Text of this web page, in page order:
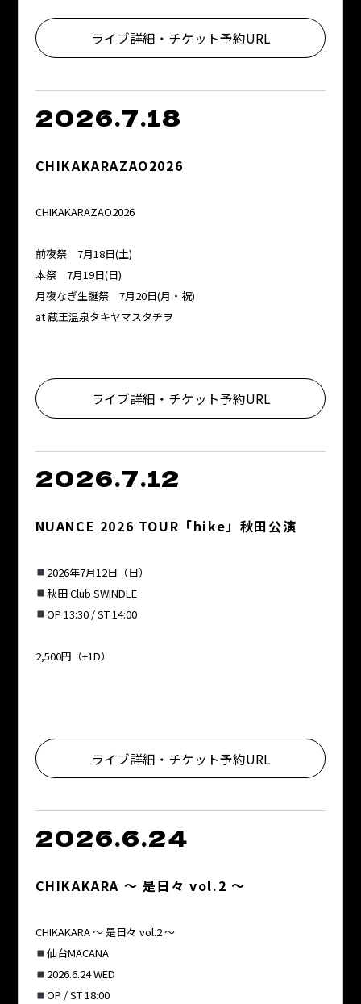
ライブ詳細・チケット予約URL
2026.7.18
CHIKAKARAZAO2026
CHIKAKARAZAO2026
前夜祭 7月18日(土)
本祭 7月19日(日)
月夜なぎ生誕祭 7月20日(月・祝)
at 蔵王温泉タキヤマスタヂヲ
ライブ詳細・チケット予約URL
2026.7.12
NUANCE 2026 TOUR「hike」秋田公演
2026年7月12日（日）
秋田 Club SWINDLE
OP 13:30 / ST 14:00
2,500円（+1D）
ライブ詳細・チケット予約URL
2026.6.24
CHIKAKARA 〜 是日々 vol.2 〜
CHIKAKARA 〜 是日々 vol.2 〜
仙台MACANA
2026.6.24 WED
OP / ST 18:00